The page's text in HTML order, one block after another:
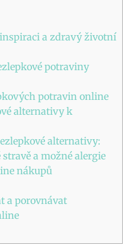
a zdravý životní
potraviny
potravin online
alternativy k
alternativy:
a možné alergie
nákupů
a porovnávat